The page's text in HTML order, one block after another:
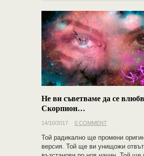
Не ви съветваме да се
Скорпион…
14/10/2017 0 COMMENT
Той радикално ще промени
версия. Той ще ви унищожи